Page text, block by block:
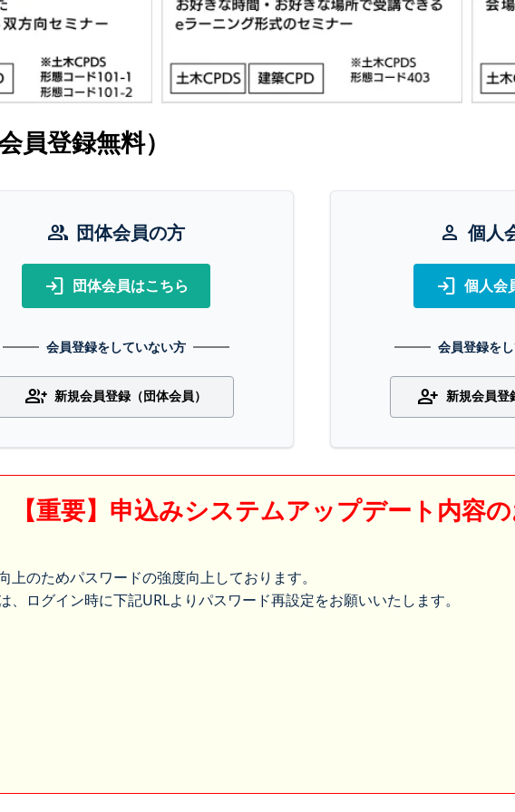
員登録無料）
group 団体会員の方
login 団体会員はこちら
会員登録をしていない方
group_add 新規会員登録（団体会員）
person 個人
login 個人会
会員登録を
person_add 新規会員登
【重要】申込みシステムアップデート内容
のためパスワードの強度向上しております。
ログイン時に下記URLよりパスワード再設定をお願いいたします。